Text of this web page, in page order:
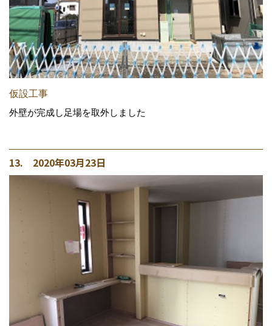
仮設工事
外壁が完成し足場を取外しました
13. 2020年03月23日